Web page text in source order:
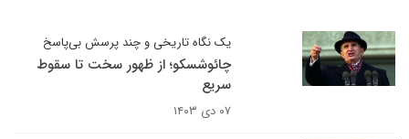
یک نگاه تاریخی و چند پرسش بی‌پاسخ
چائوشسکو؛ از ظهور سخت تا سقوط
سریع
۰۷ دی ۱۴۰۳